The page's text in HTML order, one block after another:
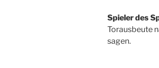
Spieler des
Torausbeute
sagen.